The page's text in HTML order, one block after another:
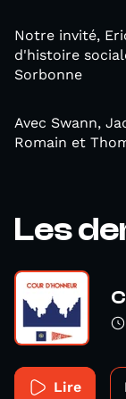
Notre invité,
d'histoire
Sorbonne
Avec Swann,
Romain et
Les
Lire